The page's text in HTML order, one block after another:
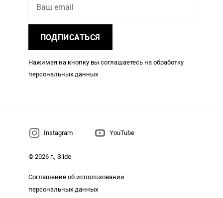
Ваш email
ПОДПИСАТЬСЯ
Нажимая на кнопку вы соглашаетесь на обработку
персональных данных
© 2026 г., Slide
Соглашение об использовании
персональных данных
Instagram YouTube